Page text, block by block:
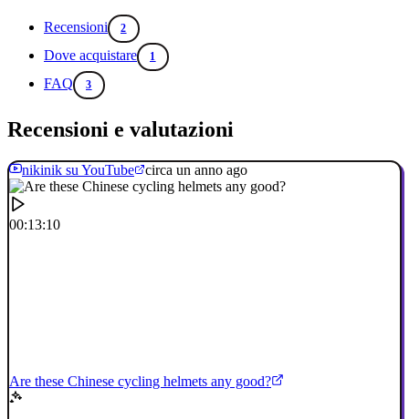
Recensioni 2
Dove acquistare 1
FAQ 3
Recensioni e valutazioni
nikinik su YouTube circa un anno ago
00:13:10
Are these Chinese cycling helmets any good?